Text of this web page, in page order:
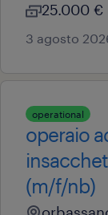
25.000 €
3 agosto
operational
operaio
(m/f/nb)